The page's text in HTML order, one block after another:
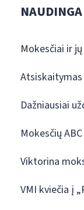
NAUDINGA
Mokesčiai ir
Dažniausiai
Mokesčių ABC
Viktorina
VMI kviečia į